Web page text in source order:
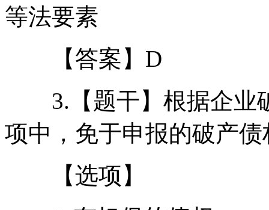
等法要素
【答案】D
3.【题干】根据企业
项中，免于申报的破产
【选项】